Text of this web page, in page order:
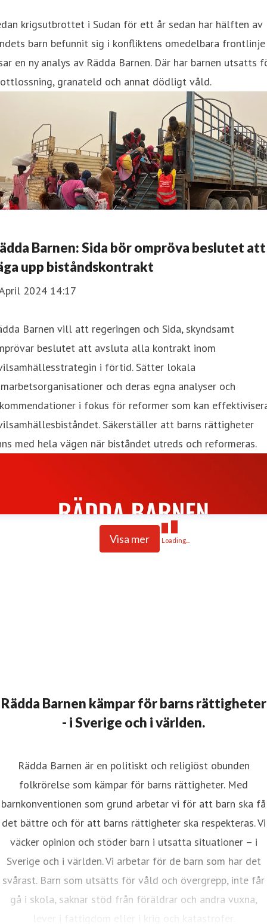
krigsutbrottet i Sudan för ett år sedan har hälften av
barn befunnit sig i konfliktens omedelbara frontlinje
en ny analys av Rädda Barnen. Där har barnen utsatts
granateld och annat dödligt våld.
Barnen: Sida bör ompröva beslutet att
upp biståndskontrakt
2024 14:17
Barnen vill att regeringen och Sida, skyndsamt
beslutet att avsluta alla kontrakt inom
i förtid. Sätter lokala
och deras egna analyser och
i fokus för reformer som kan
Säkerställer att barns rättigheter
med hela vägen när biståndet utreds och reformeras.
Visa mer Loading...
Rädda Barnen kämpar för barns rättigheter
- i Sverige och i världen.
Rädda Barnen är en politiskt och religiöst obunden
folkrörelse som kämpar för barns rättigheter. Med
barnkonventionen som grund arbetar vi för att barn ska få
det bättre och för att barns rättigheter ska respekteras. Vi
väcker opinion och stöder barn i utsatta situationer – i
Sverige och i världen. Vi arbetar för de barn som har det
svårast. Barn som utsätts för våld och övergrepp, inte får
gå i skola, saknar stöd från föräldrar och andra vuxna,
lever i fattigdom eller i krig och katastrofer.